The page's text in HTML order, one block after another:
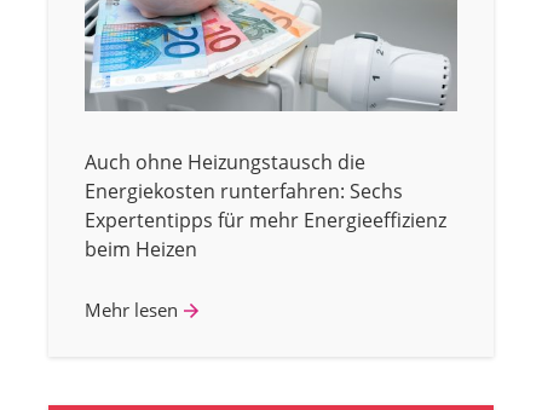
Auch ohne Heizungstausch die
Energiekosten runterfahren: Sechs
Expertentipps für mehr Energieeffizienz
beim Heizen
Mehr lesen